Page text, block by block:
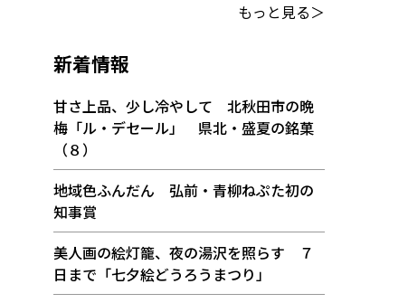
もっと見る＞
新着情報
甘さ上品、少し冷やして 北秋田市の晩
梅「ル・デセール」 県北・盛夏の銘菓
（８）
地域色ふんだん 弘前・青柳ねぷた初の
知事賞
美人画の絵灯籠、夜の湯沢を照らす ７
日まで「七夕絵どうろうまつり」